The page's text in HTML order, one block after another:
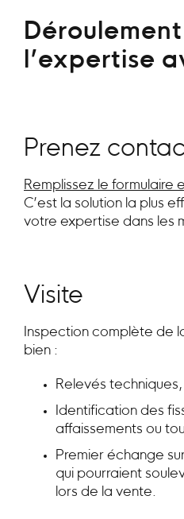
l’expertise
Prenez
Remplissez le formulaire
C’est la solution la plus
votre expertise dans les
Visite
Inspection complète de
bien :
Relevés
Identification des
affaissements ou
Premier échange
qui pourraient
lors de la vente.